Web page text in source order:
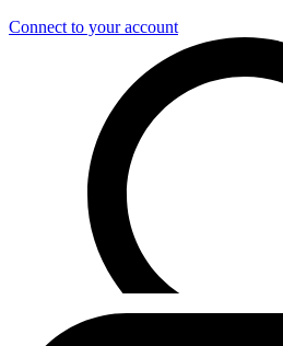
Connect to your account